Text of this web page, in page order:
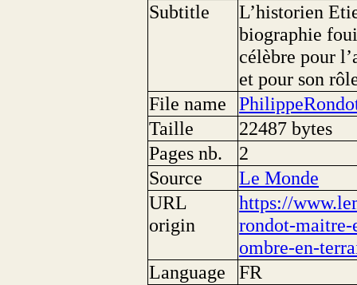
Subtitle
L’historien
biographie
célèbre pour
et pour son
File name
Taille
22487 bytes
Pages nb.
2
Source
Le Monde
URL
origin
https://
rondot-
ombre-en-
Language
FR